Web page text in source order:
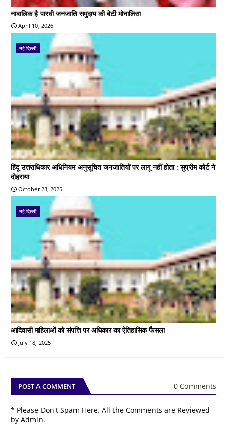
नाबालिक है पारधी जनजाति समुदाय की बेटी मोनालिसा
April 10, 2026
नई दिल्ली
हिंदू उत्तराधिकार अधिनियम अनुसूचित जनजातियों पर लागू नहीं होता : सुप्रीम कोर्ट ने
दोहराया
October 23, 2025
नई दिल्ली
आदिवासी महिलाओं को संपत्ति पर अधिकार का ऐतिहासिक फैसला
July 18, 2025
POST A COMMENT 0 Comments
* Please Don't Spam Here. All the Comments are Reviewed
by Admin.